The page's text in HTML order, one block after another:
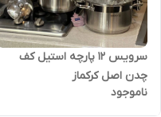
سرویس ۱۲ پارچه استیل کف
چدن اصل کرکماز
ناموجود